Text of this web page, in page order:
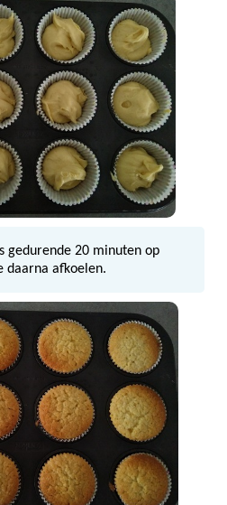
gedurende 20 minuten op
daarna afkoelen.